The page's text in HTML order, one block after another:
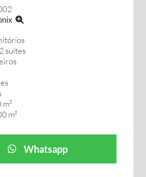
suítes
m²
Whatsapp